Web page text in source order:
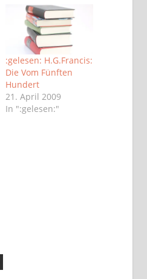
:gelesen: H.G.Francis:
Die Vom Fünften
Hundert
21. April 2009
In ":gelesen:"